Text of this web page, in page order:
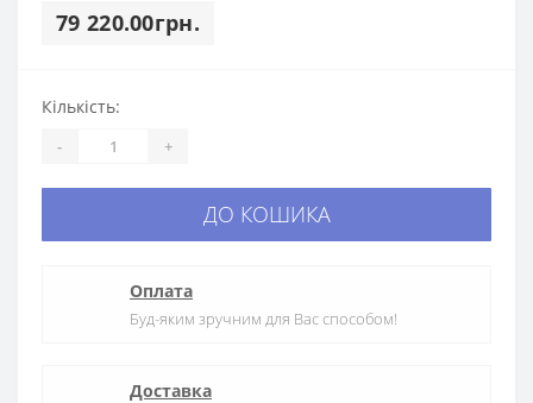
79 220.00грн.
Кількість:
- +
ДО КОШИКА
Оплата
Буд-яким зручним для Вас способом!
Доставка